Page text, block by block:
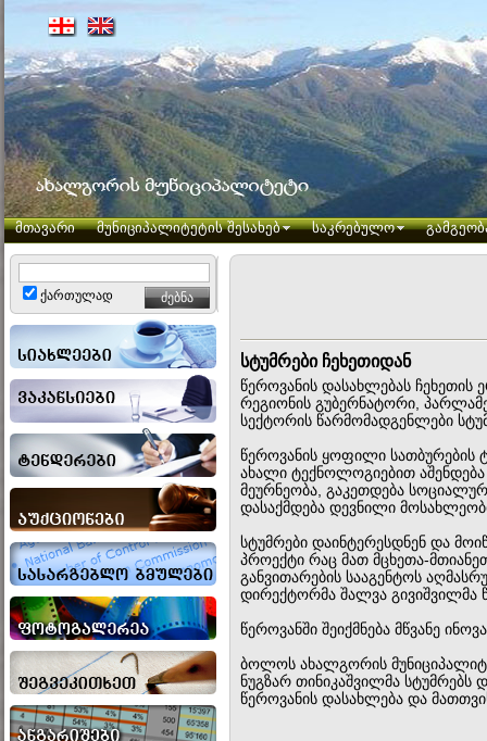
მთავარი მუნიციპალიტეტის შესახებ საკრებულო
ქართულად
სტუმრები ჩეხეთიდან
წეროვანის დასახლებას ჩეხეთის
რეგიონის გუბერნატორი,
სექტორის წარმომადგენლები
წეროვანის ყოფილი სათბურების
ახალი ტექნოლოგიებით აშენდება
მეურნეობა, გაკეთდება
დასაქმდება დევნილი
სტუმრები დაინტერესდნენ და
პროექტი რაც მათ მცხეთა-
განვითარების სააგენტოს
დირექტორმა შალვა გივიშვილმა
წეროვანში შეიქმნება მწვანე
ბოლოს ახალგორის
ნუგზარ თინიკაშვილმა სტუმრებს
წეროვანის დასახლება და